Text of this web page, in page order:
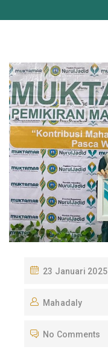
P
S
E
23 Januari 2025
Mahadaly
No Comments